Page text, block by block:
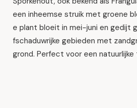
een inheemse struik met groene
e plant bloeit in mei-juni en gedijt
fschaduwrijke gebieden met
grond. Perfect voor een natuurlijke